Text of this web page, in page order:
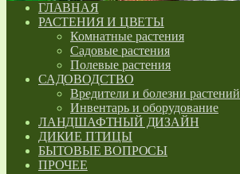
ГЛАВНАЯ
РАСТЕНИЯ И ЦВЕТЫ
Комнатные растения
Садовые растения
Полевые растения
САДОВОДСТВО
Вредители и болезни растений
Инвентарь и оборудование
ЛАНДШАФТНЫЙ ДИЗАЙН
ДИКИЕ ПТИЦЫ
БЫТОВЫЕ ВОПРОСЫ
ПРОЧЕЕ